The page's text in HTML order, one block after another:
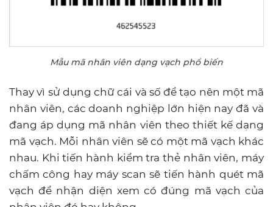
Mẫu mã nhân viên dạng vạch phổ biến
Thay vì sử dụng chữ cái và số để tạo nên một mã
nhân viên, các doanh nghiệp lớn hiện nay đã và
đang áp dụng mã nhân viên theo thiết kế dạng
mã vạch. Mỗi nhân viên sẽ có một mã vạch khác
nhau. Khi tiến hành kiểm tra thẻ nhân viên, máy
chấm công hay máy scan sẽ tiến hành quét mã
vạch để nhận diện xem có đúng mã vạch của